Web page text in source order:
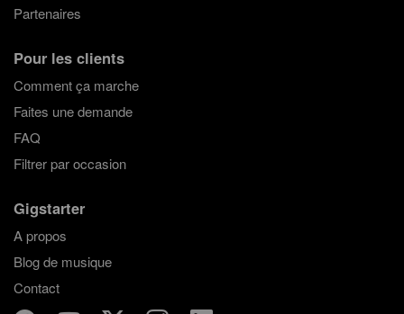
Partenaires
Pour les clients
Comment ça marche
Faites une demande
FAQ
Filtrer par occasion
Gigstarter
A propos
Blog de musique
Contact